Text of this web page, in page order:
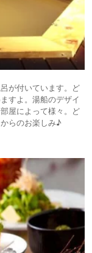
が付いています。ど
すよ。湯船のデザイ
屋によって様々。ど
らのお楽しみ♪